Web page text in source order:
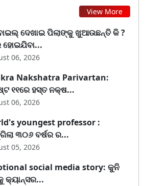
View More
ଦେଖାଇ ପିଲାଙ୍କୁ ଖୁଆଉଛନ୍ତି କି ?
ହୋଇଯିବା...
06, 2026
Nakshatra Parivartan:
୧୧ରେ ହସ୍ତ ନକ୍ଷ...
06, 2026
youngest professor :
୩୦୬ ବର୍ଷର ର...
05, 2026
social media story: କୁନି
କ୍ୟାନ୍ସର...